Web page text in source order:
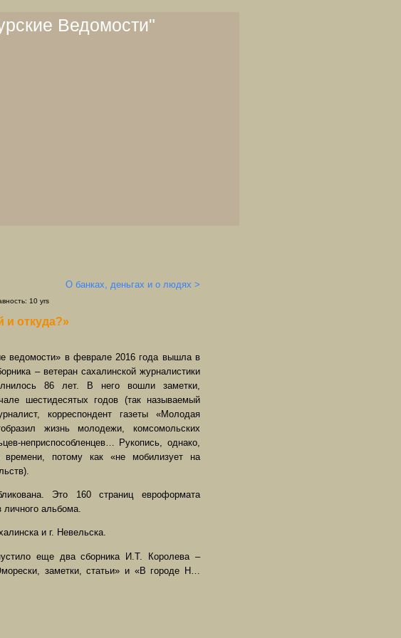
Ведомости"
О банках, деньгах и о людях >
10 yrs
и откуда?»
ведомости» в феврале 2016 года вышла в
– ветеран сахалинской журналистики
86 лет. В него вошли заметки,
шестидесятых годов (так называемый
корреспондент газеты «Молодая
жизнь молодежи, комсомольских
неприспособленцев… Рукопись, однако,
потому как «не мобилизует на
Это 160 страниц евроформата
альбома.
и г. Невельска.
еще два сборника И.Т. Королева –
заметки, статьи» и «В городе Н…